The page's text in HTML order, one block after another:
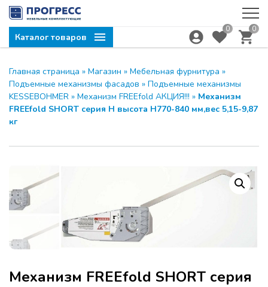
Каталог товаров
0 0
Главная страница » Магазин » Мебельная фурнитура »
Подъемные механизмы фасадов » Подъемные механизмы
KESSEBOHMER » Механизм FREEfold АКЦИЯ!!! » Механизм
FREEfold SHORT серия Н высота Н770-840 мм,вес 5,15-9,87
кг
Механизм FREEfold SHORT серия